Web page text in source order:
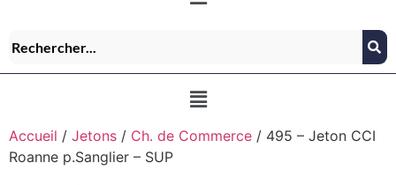
Accueil / Jetons / Ch. de Commerce / 495 – Jeton CCI
Roanne p.Sanglier – SUP